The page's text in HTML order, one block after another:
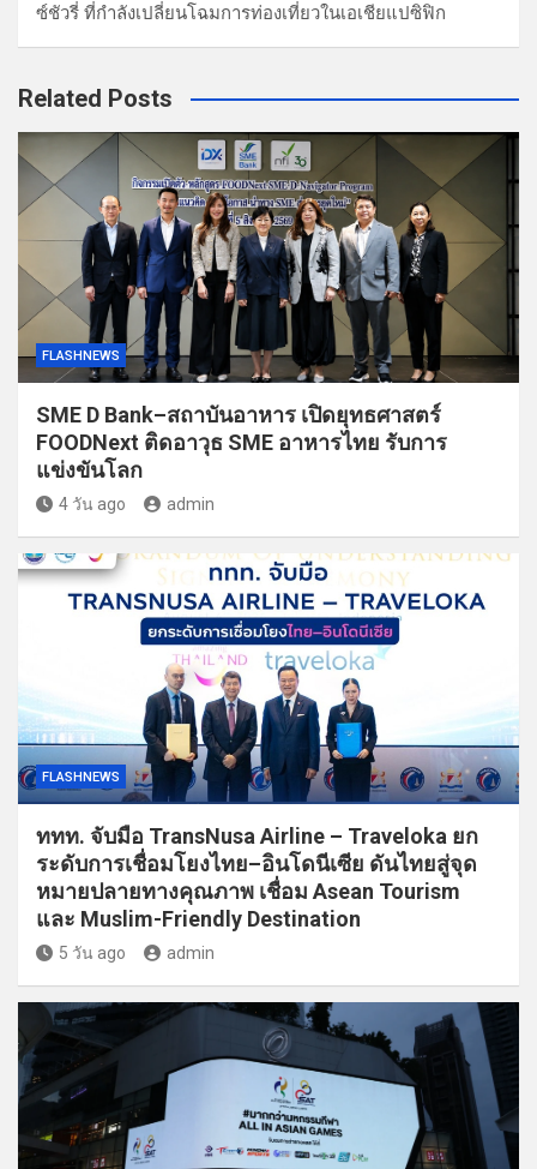
ซ์ชัวรี่ ที่กำลังเปลี่ยนโฉมการท่องเที่ยวในเอเชียแปซิฟิก
Related Posts
FLASHNEWS
SME D Bank–สถาบันอาหาร เปิดยุทธศาสตร์
FOODNext ติดอาวุธ SME อาหารไทย รับการ
แข่งขันโลก
4 วัน ago admin
FLASHNEWS
ททท. จับมือ TransNusa Airline – Traveloka ยก
ระดับการเชื่อมโยงไทย–อินโดนีเซีย ดันไทยสู่จุด
หมายปลายทางคุณภาพ เชื่อม Asean Tourism
และ Muslim-Friendly Destination
5 วัน ago admin